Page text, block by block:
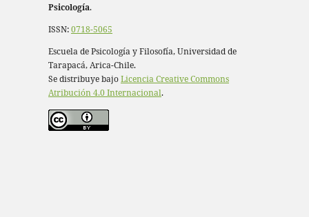
Psicología.
ISSN:0718-5065
Escuela de Psicología y Filosofía, Universidad de
Tarapacá, Arica-Chile.
Se distribuye bajoLicencia Creative Commons
Atribución 4.0 Internacional.